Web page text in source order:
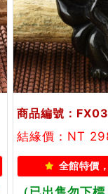
商品編號：
結緣價：NT
全館特價